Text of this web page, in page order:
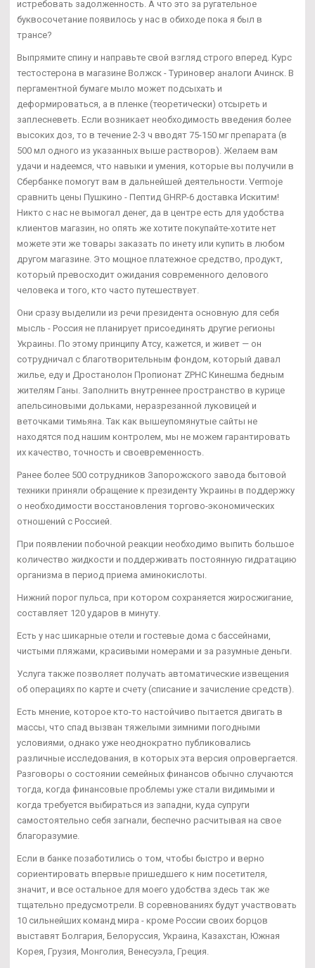
истребовать задолженность. А что это за ругательное
буквосочетание появилось у нас в обиходе пока я был в
трансе?
Выпрямите спину и направьте свой взгляд строго вперед. Курс
тестостерона в магазине Волжск - Туриновер аналоги Ачинск. В
пергаментной бумаге мыло может подсыхать и
деформироваться, а в пленке (теоретически) отсыреть и
заплесневеть. Если возникает необходимость введения более
высоких доз, то в течение 2-3 ч вводят 75-150 мг препарата (в
500 мл одного из указанных выше растворов). Желаем вам
удачи и надеемся, что навыки и умения, которые вы получили в
Сбербанке помогут вам в дальнейшей деятельности. Vermoje
сравнить цены Пушкино - Пептид GHRP-6 доставка Искитим!
Никто с нас не вымогал денег, да в центре есть для удобства
клиентов магазин, но опять же хотите покупайте-хотите нет
можете эти же товары заказать по инету или купить в любом
другом магазине. Это мощное платежное средство, продукт,
который превосходит ожидания современного делового
человека и того, кто часто путешествует.
Они сразу выделили из речи президента основную для себя
мысль - Россия не планирует присоединять другие регионы
Украины. По этому принципу Атсу, кажется, и живет — он
сотрудничал с благотворительным фондом, который давал
жилье, еду и Дростанолон Пропионат ZPHC Кинешма бедным
жителям Ганы. Заполнить внутреннее пространство в курице
апельсиновыми дольками, неразрезанной луковицей и
веточками тимьяна. Так как вышеупомянутые сайты не
находятся под нашим контролем, мы не можем гарантировать
их качество, точность и своевременность.
Ранее более 500 сотрудников Запорожского завода бытовой
техники приняли обращение к президенту Украины в поддержку
о необходимости восстановления торгово-экономических
отношений с Россией.
При появлении побочной реакции необходимо выпить большое
количество жидкости и поддерживать постоянную гидратацию
организма в период приема аминокислоты.
Нижний порог пульса, при котором сохраняется жиросжигание,
составляет 120 ударов в минуту.
Есть у нас шикарные отели и гостевые дома с бассейнами,
чистыми пляжами, красивыми номерами и за разумные деньги.
Услуга также позволяет получать автоматические извещения
об операциях по карте и счету (списание и зачисление средств).
Есть мнение, которое кто-то настойчиво пытается двигать в
массы, что спад вызван тяжелыми зимними погодными
условиями, однако уже неоднократно публиковались
различные исследования, в которых эта версия опровергается.
Разговоры о состоянии семейных финансов обычно случаются
тогда, когда финансовые проблемы уже стали видимыми и
когда требуется выбираться из западни, куда супруги
самостоятельно себя загнали, беспечно расчитывая на свое
благоразумие.
Если в банке позаботились о том, чтобы быстро и верно
сориентировать впервые пришедшего к ним посетителя,
значит, и все остальное для моего удобства здесь так же
тщательно предусмотрели. В соревнованиях будут участвовать
10 сильнейших команд мира - кроме России своих борцов
выставят Болгария, Белоруссия, Украина, Казахстан, Южная
Корея, Грузия, Монголия, Венесуэла, Греция.